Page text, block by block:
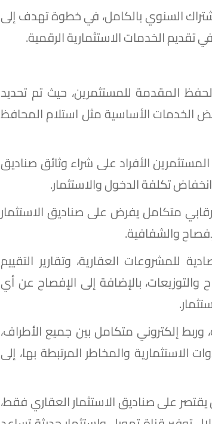
السنوي بالكامل، في خطوة تهدف إلى
الخدمات الاستثمارية الرقمية.
المقدمة للمستثمرين، حيث تم تحديد
الخدمات الأساسية مثل استلام المحافظ
الأفراد على شراء وثائق صناديق
تكلفة الدخول والاستثمار.
متكامل يفرض على صناديق الاستثمار
والشفافية.
للمشروعات العقارية، وتقارير التقييم
والتوزيعات، بالإضافة إلى الإفصاح عن أي
إلكتروني متكامل بين جميع الأطراف،
والمخاطر المرتبطة بها، إلى
يقتصر على صناديق الاستثمار العقاري فقط،